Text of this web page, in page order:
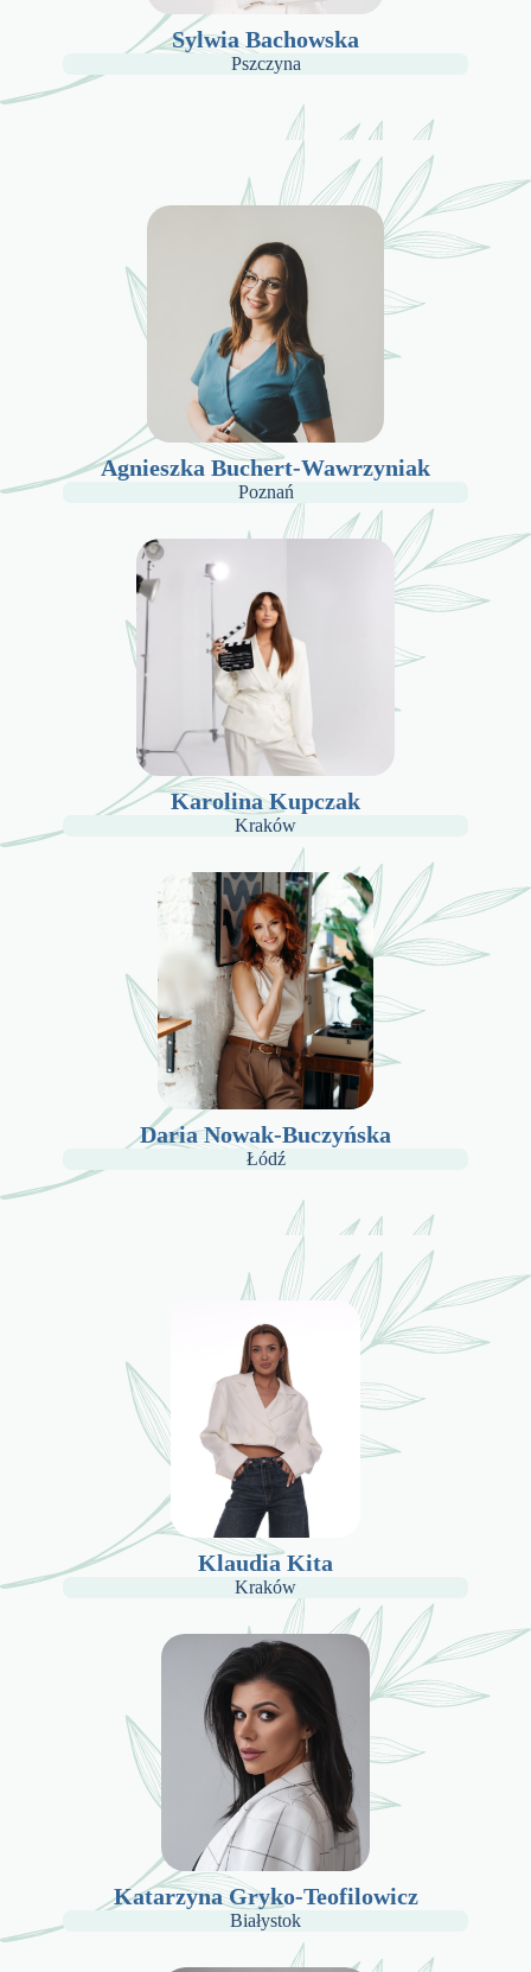
Sylwia Bachowska
Pszczyna
Agnieszka Buchert-Wawrzyniak
Poznań
Karolina Kupczak
Kraków
Daria Nowak-Buczyńska
Łódź
Klaudia Kita
Kraków
Katarzyna Gryko-Teofilowicz
Białystok